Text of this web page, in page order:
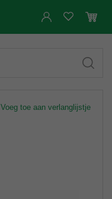
Voeg toe aan verlanglijstje